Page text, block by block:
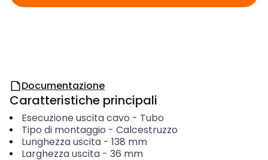
Documentazione
Caratteristiche principali
Esecuzione uscita cavo - Tubo
Tipo di montaggio - Calcestruzzo
Lunghezza uscita- 138 mm
Larghezza uscita- 36 mm